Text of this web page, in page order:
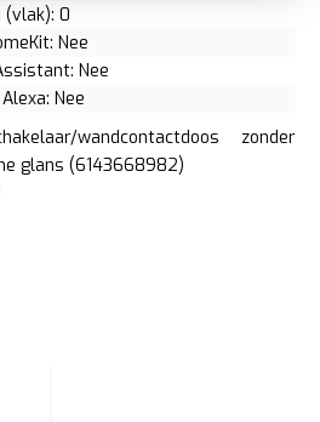
0
Nee
Nee
Nee
wandcontactdoos zonder
glans (6143668982)